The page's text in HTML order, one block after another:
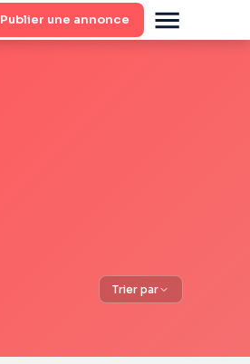
Publier une annonce
Trier par